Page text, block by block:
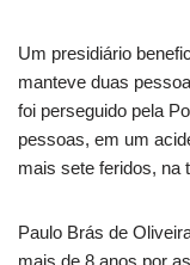
Um presidiário
manteve duas
foi perseguido pela
pessoas, em um
mais sete feridos, na
Paulo Brás de